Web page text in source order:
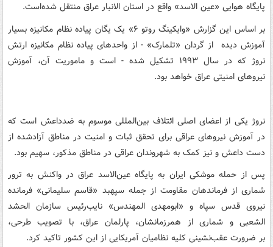
پایگاه هوایی «عین الاسد» واقع در استان الانبار عراق منتقل شده‌است.
بر اساس این گزارش «وایکینگ روتو ۶» یک یگان پیاده نظام مکانیزه بسیار
آموزش دیده از گردان «تلمارک» - از واحدهای پیاده نظام مکانیزه ارتش
نروژ که در سال ۱۹۹۳ تشکیل شده - است و ماموریت آن، آموزش
نیروهای امنیتی عراق خواهد بود.
نروژ یکی از اعضای اصلی ائتلاف بین‌المللی موسوم به ضدداعش است که
در آموزش نیروهای عراقی برای تحقق ثبات و امنیت در مناطق آزادشده از
دست داعش و نیز کمک به شهروندان عراقی در مناطق مذکور، سهیم بود.
پس از حمله موشکی ایران به پایگاه عین‌الاسد عراق در واکنش به ترور
شماری از فرماندهان مقاومت از جمله سپهبد «قاسم سلیمانی» فرمانده
نیروی قدس سپاه و «ابومهدی المهندس» نایب‌رئیس سازمان الحشد
الشعبی و شماری از همرزمانشان، پارلمان عراق، با تصویب طرحی،
بر ضرورت عقب‌نشینی کلیه نظامیان آمریکایی از این کشور تاکید کرد.